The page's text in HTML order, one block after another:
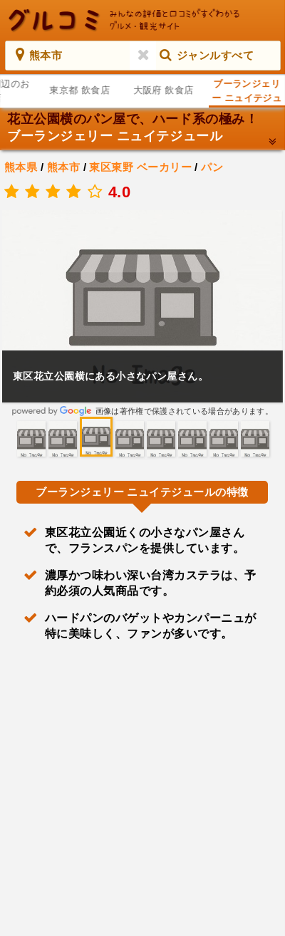
熊本市 ジャンルすべて
のお
東京都 飲食店 大阪府 飲食店
ブーランジェリ
ー ニュイテジュ
ール
花立公園横のパン屋で、ハード系の極み！
ブーランジェリー ニュイテジュール
熊本県 / 熊本市 /東区東野 ベーカリー/パン
4.0
東区花立公園横にある小さなパン屋さん。
画像は著作権で保護されている場合があります。
ブーランジェリー ニュイテジュールの特徴
東区花立公園近くの小さなパン屋さん
で、フランスパンを提供しています。
濃厚かつ味わい深い台湾カステラは、予
約必須の人気商品です。
ハードパンのバゲットやカンパーニュが
特に美味しく、ファンが多いです。